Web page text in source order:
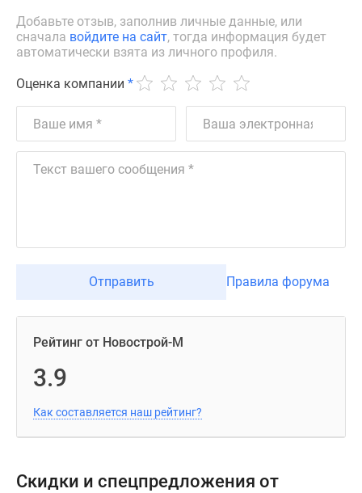
Добавьте отзыв, заполнив личные данные, или
сначала войдите на сайт, тогда информация будет
автоматически взята из личного профиля.
Оценка компании *
Отправить Правила форума
Рейтинг от Новострой-М
3.9
Как составляется наш рейтинг?
Скидки и спецпредложения от